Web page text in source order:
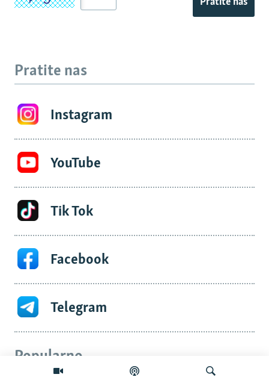
Pratite nas
Instagram
YouTube
Tik Tok
Facebook
Telegram
Popularno